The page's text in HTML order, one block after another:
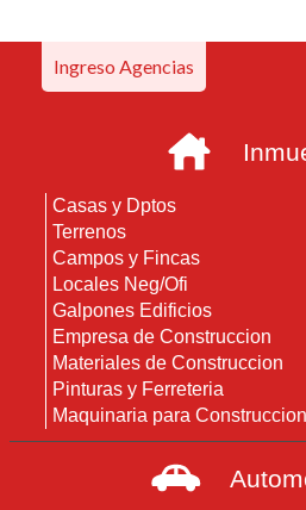
Ingreso Agencias
Casas y Dptos
Terrenos
Campos y Fincas
Locales Neg/Ofi
Galpones Edificios
Empresa de Construccion
Materiales de Construccion
Pinturas y Ferreteria
Maquinaria para Construccion